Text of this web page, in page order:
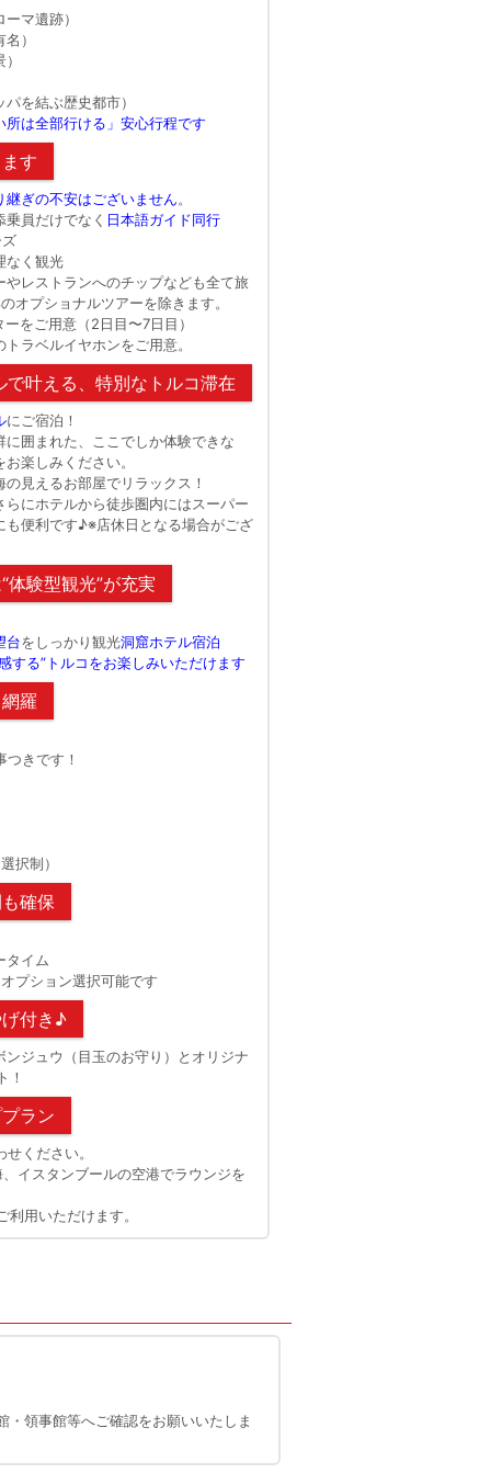
マ遺跡）
）
を結ぶ歴史都市）
は全部行ける」安心行程です
す
継ぎの不安はございません。
員だけでなく 日本語ガイド同行
なく観光
レストランへのチップなども全て旅
オプショナルツアーを除きます。
をご用意（2日目〜7日目）
ラベルイヤホンをご用意。
叶える、特別なトルコ滞在
にご宿泊！
囲まれた、ここでしか体験できな
楽しみください。
の見えるお部屋でリラックス！
にホテルから徒歩圏内にはスーパー
便利です♪※店休日となる場合がござ
体験型観光”が充実
台をしっかり観光洞窟ホテル宿泊
する”トルコをお楽しみいただけます
羅
きです！
択制）
確保
タイム
プション選択可能です
付き♪
ジュウ（目玉のお守り）とオリジナ
！
ラン
ください。
イスタンブールの空港でラウンジを
用いただけます。
領事館等へご確認をお願いいたしま